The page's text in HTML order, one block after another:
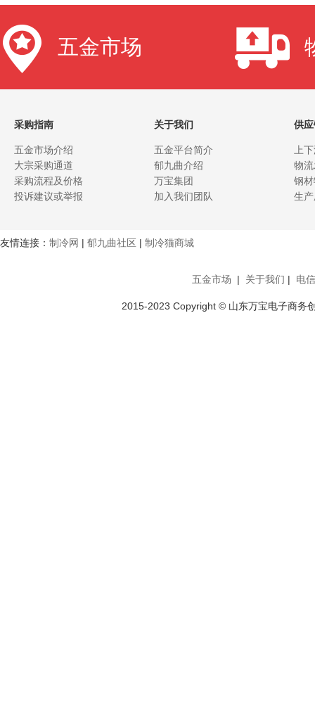
五金市场
采购指南
五金市场介绍
大宗采购通道
采购流程及价格
投诉建议或举报
关于我们
五金平台简介
郁九曲介绍
万宝集团
加入我们团队
供
上
物
钢
生
友情连接： 制冷网 | 郁九曲社区 | 制冷猫商城
五金市场 | 关于我们 | 电
2015-2023 Copyright © 山东万宝电子商务